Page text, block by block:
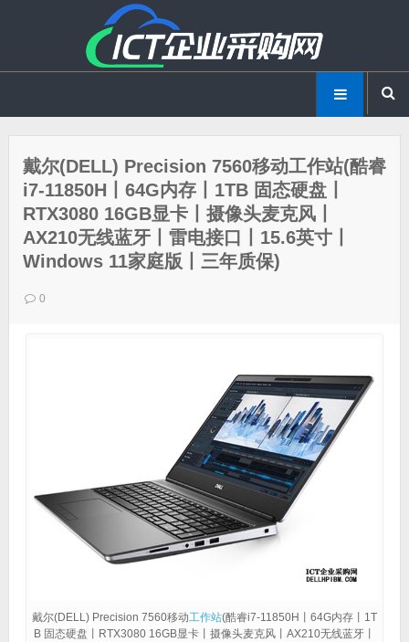
戴尔(DELL) Precision 7560移动工作站(酷睿
i7-11850H丨64G内存丨1TB 固态硬盘丨
RTX3080 16GB显卡丨摄像头麦克风丨
AX210无线蓝牙丨雷电接口丨15.6英寸丨
Windows 11家庭版丨三年质保)
0
戴尔(DELL) Precision 7560移动工作站(酷睿i7-11850H丨64G内存丨1T
B 固态硬盘丨RTX3080 16GB显卡丨摄像头麦克风丨AX210无线蓝牙丨